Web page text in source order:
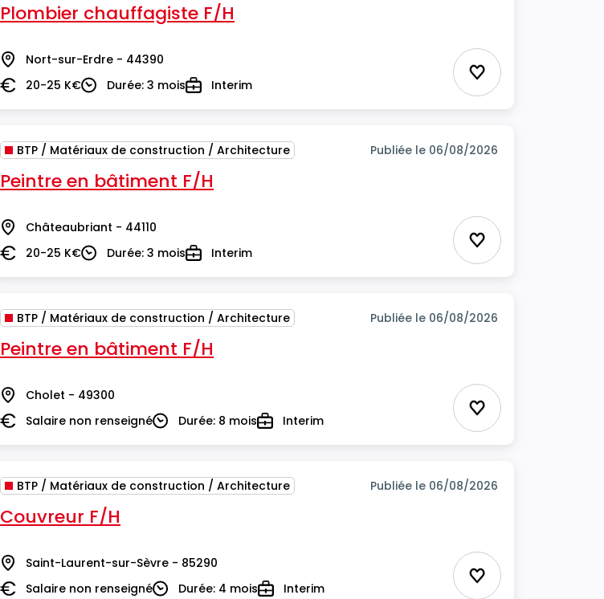
BTP / Matériaux de construction / Architecture
Plombier chauffagiste F/H
Lieu Nort-sur-Erdre - 44390
Salaire20-25 K€DuréeDurée: 3 moisTypeInterim Ajouter aux
BTP / Matériaux de construction / Architecture Publiée le 06/08/2026
Peintre en bâtiment F/H
Lieu Châteaubriant - 44110
Salaire20-25 K€DuréeDurée: 3 moisTypeInterim Ajouter aux
BTP / Matériaux de construction / Architecture Publiée le 06/08/2026
Peintre en bâtiment F/H
Lieu Cholet - 49300
SalaireSalaire non renseignéDuréeDurée: 8 moisTypeInterim Ajouter aux
BTP / Matériaux de construction / Architecture Publiée le 06/08/2026
Couvreur F/H
Lieu Saint-Laurent-sur-Sèvre - 85290
Salaire non renseigné Durée: 4 mois Interim Ajouter aux